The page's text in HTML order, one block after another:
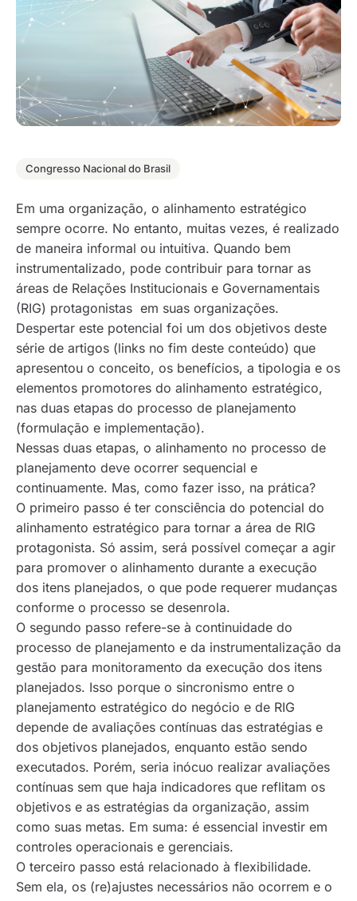
Congresso Nacional do Brasil
Em uma organização, o alinhamento estratégico
sempre ocorre. No entanto, muitas vezes, é realizado
de maneira informal ou intuitiva. Quando bem
instrumentalizado, pode contribuir para tornar as
áreas de Relações Institucionais e Governamentais
(RIG) protagonistas em suas organizações.
Despertar este potencial foi um dos objetivos deste
série de artigos (links no fim deste conteúdo) que
apresentou o conceito, os benefícios, a tipologia e os
elementos promotores do alinhamento estratégico,
nas duas etapas do processo de planejamento
(formulação e implementação).
Nessas duas etapas, o alinhamento no processo de
planejamento deve ocorrer sequencial e
continuamente. Mas, como fazer isso, na prática?
O primeiro passo é ter consciência do potencial do
alinhamento estratégico para tornar a área de RIG
protagonista. Só assim, será possível começar a agir
para promover o alinhamento durante a execução
dos itens planejados, o que pode requerer mudanças
conforme o processo se desenrola.
O segundo passo refere-se à continuidade do
processo de planejamento e da instrumentalização da
gestão para monitoramento da execução dos itens
planejados. Isso porque o sincronismo entre o
planejamento estratégico do negócio e de RIG
depende de avaliações contínuas das estratégias e
dos objetivos planejados, enquanto estão sendo
executados. Porém, seria inócuo realizar avaliações
contínuas sem que haja indicadores que reflitam os
objetivos e as estratégias da organização, assim
como suas metas. Em suma: é essencial investir em
controles operacionais e gerenciais.
O terceiro passo está relacionado à flexibilidade.
Sem ela, os (re)ajustes necessários não ocorrem e o